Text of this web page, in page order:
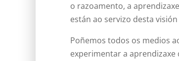
o razoamento, a
están ao servizo desta
Poñemos todos os medios
experimentar a